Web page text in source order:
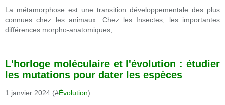
La métamorphose est une transition développementale des plus
connues chez les animaux. Chez les Insectes, les importantes
différences morpho-anatomiques, ...
L'horloge moléculaire et l'évolution : étudier
les mutations pour dater les espèces
1 janvier 2024 (#Évolution)